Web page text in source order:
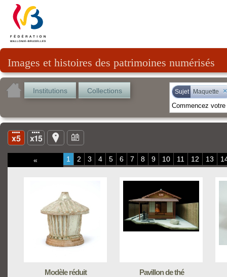
Images et histoires des patrimoines numérisés
Institutions Collections Sujet Maquette ×
« 1 2 3 4 5 6 7 8 9 10 11 12 13
Modèle réduit Pavillon de thé